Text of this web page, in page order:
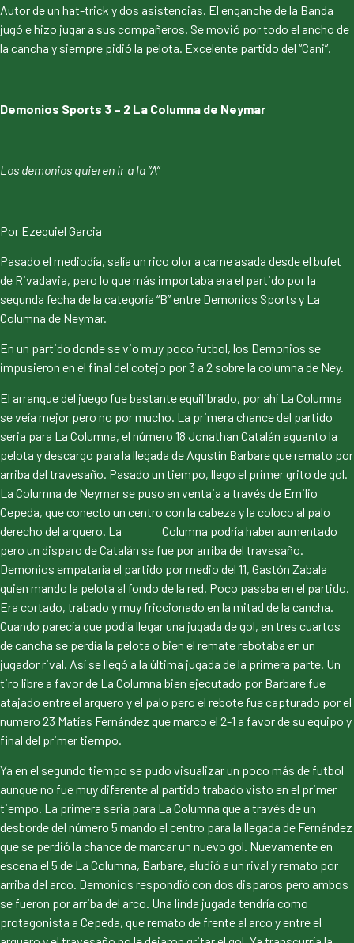
Autor de un hat-trick y dos asistencias. El enganche de la Banda
jugó e hizo jugar a sus compañeros. Se movió por todo el ancho de
la cancha y siempre pidió la pelota. Excelente partido del “Cani”.
Demonios Sports 3 – 2 La Columna de Neymar
Los demonios quieren ir a la “A”
Por Ezequiel Garcia
Pasado el mediodía, salía un rico olor a carne asada desde el bufet
de Rivadavia, pero lo que más importaba era el partido por la
segunda fecha de la categoría “B” entre Demonios Sports y La
Columna de Neymar.
En un partido donde se vio muy poco futbol, los Demonios se
impusieron en el final del cotejo por 3 a 2 sobre la columna de Ney.
El arranque del juego fue bastante equilibrado, por ahí La Columna
se veía mejor pero no por mucho. La primera chance del partido
seria para La Columna, el número 18 Jonathan Catalán aguanto la
pelota y descargo para la llegada de Agustín Barbare que remato por
arriba del travesaño. Pasado un tiempo, llego el primer grito de gol.
La Columna de Neymar se puso en ventaja a través de Emilio
Cepeda, que conecto un centro con la cabeza y la coloco al palo
derecho del arquero. La Columna podría haber aumentado
pero un disparo de Catalán se fue por arriba del travesaño.
Demonios empataría el partido por medio del 11, Gastón Zabala
quien mando la pelota al fondo de la red. Poco pasaba en el partido.
Era cortado, trabado y muy friccionado en la mitad de la cancha.
Cuando parecía que podía llegar una jugada de gol, en tres cuartos
de cancha se perdía la pelota o bien el remate rebotaba en un
jugador rival. Así se llegó a la última jugada de la primera parte. Un
tiro libre a favor de La Columna bien ejecutado por Barbare fue
atajado entre el arquero y el palo pero el rebote fue capturado por el
numero 23 Matías Fernández que marco el 2-1 a favor de su equipo y
final del primer tiempo.
Ya en el segundo tiempo se pudo visualizar un poco más de futbol
aunque no fue muy diferente al partido trabado visto en el primer
tiempo. La primera seria para La Columna que a través de un
desborde del número 5 mando el centro para la llegada de Fernández
que se perdió la chance de marcar un nuevo gol. Nuevamente en
escena el 5 de La Columna, Barbare, eludió a un rival y remato por
arriba del arco. Demonios respondió con dos disparos pero ambos
se fueron por arriba del arco. Una linda jugada tendría como
protagonista a Cepeda, que remato de frente al arco y entre el